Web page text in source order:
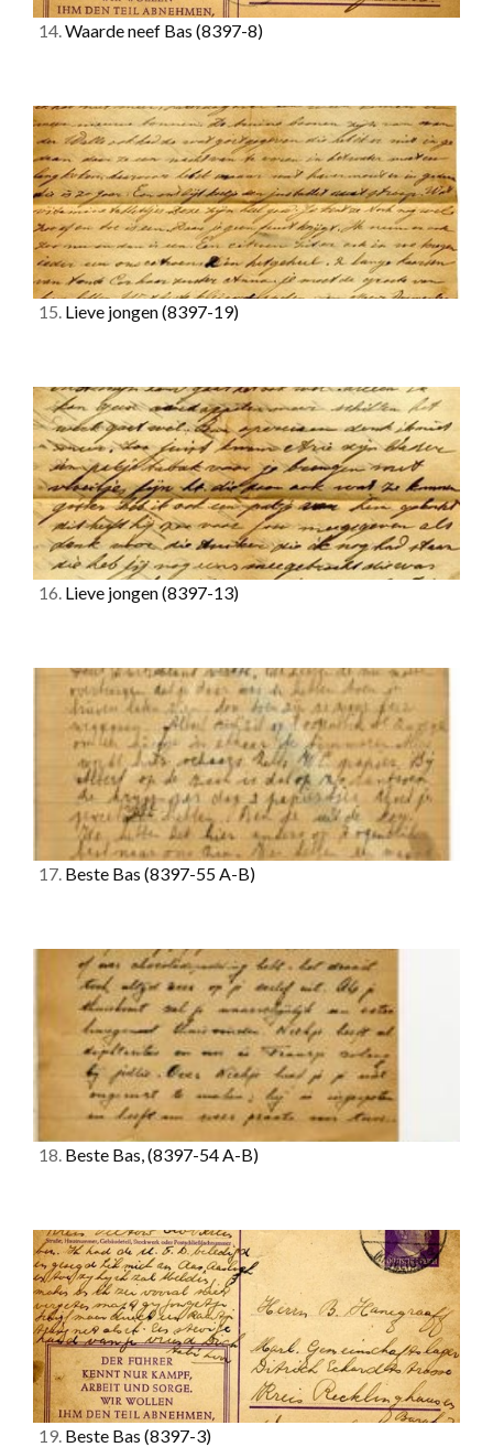
14.Waarde neef Bas (8397-8)
15. Lieve jongen(8397-19)
16. Lieve jongen(8397-13)
17. Beste Bas (8397-55 A-B)
18. Beste Bas,(8397-54 A-B)
19. Beste Bas (8397-3)